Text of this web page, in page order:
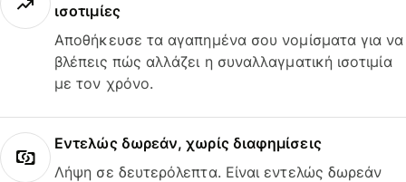
ισοτιμίες
Αποθήκευσε τα αγαπημένα σου νομίσματα για να
βλέπεις πώς αλλάζει η συναλλαγματική ισοτιμία
με τον χρόνο.
Εντελώς δωρεάν, χωρίς διαφημίσεις
Λήψη σε δευτερόλεπτα. Είναι εντελώς δωρεάν